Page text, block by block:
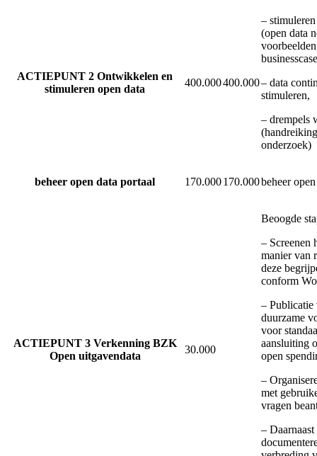
ACTIEPUNT 2 Ontwikkelen en
stimuleren open data
400.000400.000
–
(open data
– data
stimuleren,
– drempels
onderzoek)
beheer open data portaal 170.000170.000beheer
ACTIEPUNT 3 Verkenning BZK
Open uitgavendata
30.000
Beoogde
– Screenen
manier van
deze
conform
– Publicatie
duurzame
voor
aansluiting
open
–
met
vragen
– Daarnaast